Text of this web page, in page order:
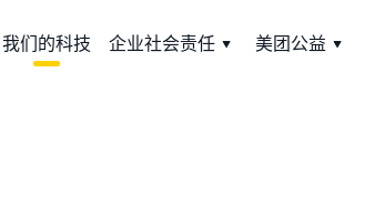
我们的科技 企业社会责任 美团公益